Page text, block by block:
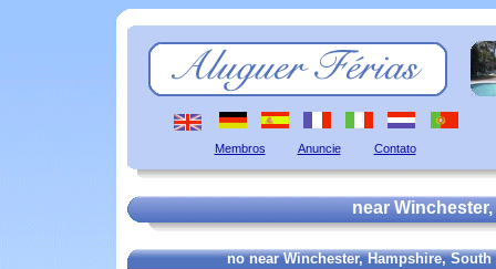
Membros Anuncie Contato
near
no near Winchester, Hampshire,